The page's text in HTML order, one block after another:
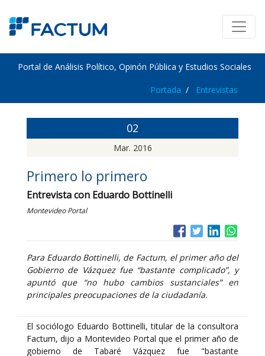
Portal de Análisis Político, Opinón Pública y Estudios Sociales
Portada Entrevistas
02
Mar. 2016
Primero lo primero
Entrevista con Eduardo Bottinelli
Montevideo Portal
Para Eduardo Bottinelli, de Factum, el primer año del
Gobierno de Vázquez fue “bastante complicado”, y
apuntó que “no hubo cambios sustanciales” en
principales preocupaciones de la ciudadanía.
El sociólogo Eduardo Bottinelli, titular de la consultora
Factum, dijo a Montevideo Portal que el primer año de
gobierno de Tabaré Vázquez fue "bastante